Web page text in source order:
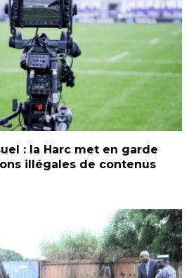
: la Harc met en garde
illégales de contenus